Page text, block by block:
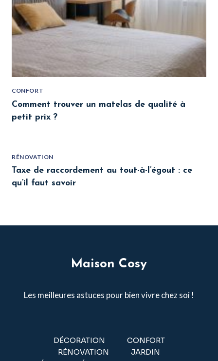
CONFORT
Comment trouver un matelas de qualité à
petit prix ?
RÉNOVATION
Taxe de raccordement au tout-à-l’égout : ce
qu’il faut savoir
Maison Cosy
Les meilleures astuces pour bien vivre chez soi !
DÉCORATION
CONFORT
RÉNOVATION
JARDIN